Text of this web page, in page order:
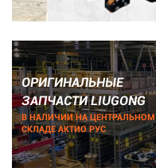
ОРИГИНАЛЬНЫЕ
ЗАПЧАСТИ LIUGONG
В НАЛИЧИИ НА ЦЕНТРАЛЬНОМ
СКЛАДЕ АКТИО РУС